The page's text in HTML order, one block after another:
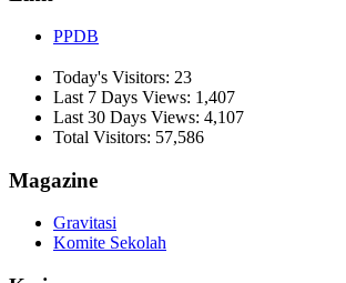
PPDB
Today's Visitors: 23
Last 7 Days Views: 1,407
Last 30 Days Views: 4,107
Total Visitors: 57,586
Magazine
Gravitasi
Komite Sekolah